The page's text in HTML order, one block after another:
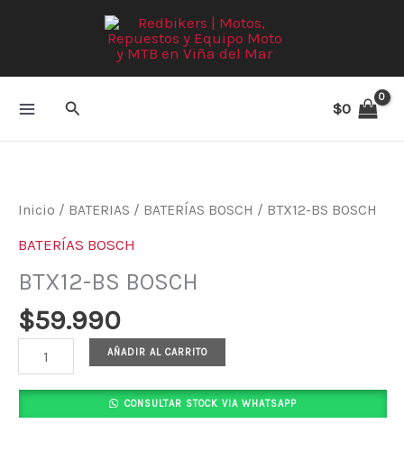
Buscar $0
Inicio / BATERIAS / BATERÍAS BOSCH / BTX12-BS BOSCH
BATERÍAS BOSCH
BTX12-BS BOSCH
$59.990
BOSCH
AÑADIR AL CARRITO
CONSULTAR STOCK VIA WHATSAPP